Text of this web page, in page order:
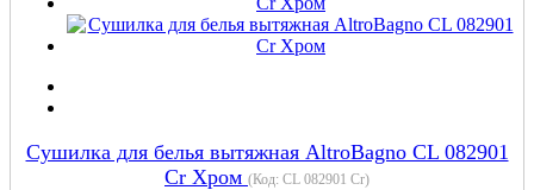
Сушилка для белья вытяжная AltroBagno CL 082901
Cr Хром (Код: CL 082901 Cr)